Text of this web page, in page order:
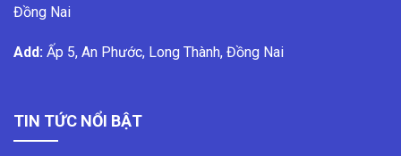
Đồng Nai
Add: Ấp 5, An Phước, Long Thành, Đồng Nai
TIN TỨC NỔI BẬT